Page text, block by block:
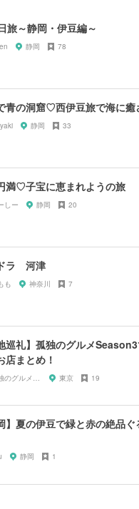
旅～静岡・伊豆編～
静岡 78
青の洞窟♡西伊豆旅で海に癒
静岡 33
満♡子宝に恵まれようの旅
しー 静岡 20
ラ 河津
も 神奈川 7
巡礼】孤独のグルメ
店まとめ！
孤独のグルメ大好き芸人 東京 19
】夏の伊豆で緑と赤の絶品
静岡 1